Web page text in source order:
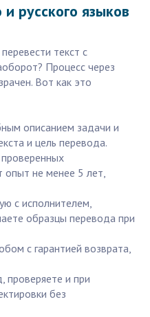
русского языков
текст с
Процесс через
Вот как это
описанием задачи и
и цель перевода.
опыт не менее 5 лет,
с исполнителем,
образцы перевода при
с гарантией возврата,
проверяете и при
без